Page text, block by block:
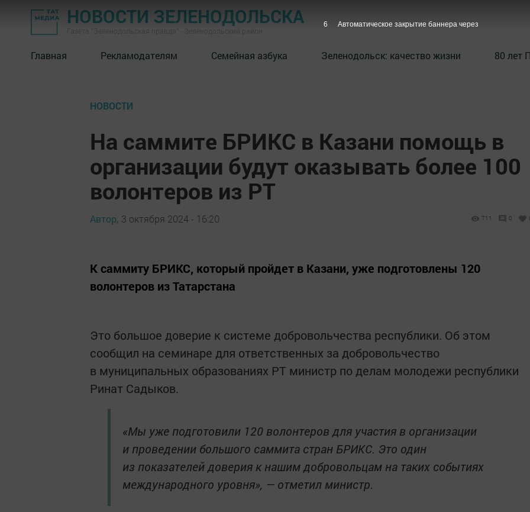
НОВОСТИ ЗЕЛЕНОДОЛЬСКА
Главная Рекламодателям Семейная азбука ⁠Зеленодольск: качество жизни 80 лет
НОВОСТИ
На саммите БРИКС в Казани помощь в
организации будут оказывать более 100
волонтеров из РТ
Автор, 3 октября 2024 - 16:20 711 0
К саммиту БРИКС, который пройдет в Казани, уже подготовлены 120
волонтеров из Татарстана
Это большое доверие к системе добровольчества республики. Об этом
сообщил на семинаре для ответственных за добровольчество
в муниципальных образованиях РТ министр по делам молодежи республики
Ринат Садыков.
«Мы уже подготовили 120 волонтеров для участия в организации
и проведении большого саммита стран БРИКС. Это один
из показателей доверия к нашим добровольцам на таких событиях
международного уровня», — отметил министр.
5 Автоматическое закрытие баннера через